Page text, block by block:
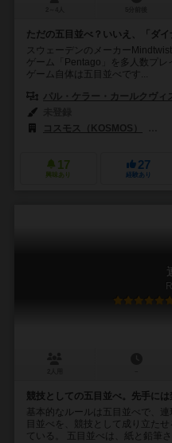
ただの五目並べ？いいえ、「ダイ
スウェーデンのメーカー
ゲーム「Pentago」を多人数プレ
ゲーム自体は五目並べです...
パル・ケラー・カールクヴ
コスモス（KOSMOS）
17
興味あり
27
経験あり
競技としての五目並べ。先手には
基本的なルールは五目並べで、
目並べを、競技として成り立た
ている。 五目並べは、紙と鉛筆